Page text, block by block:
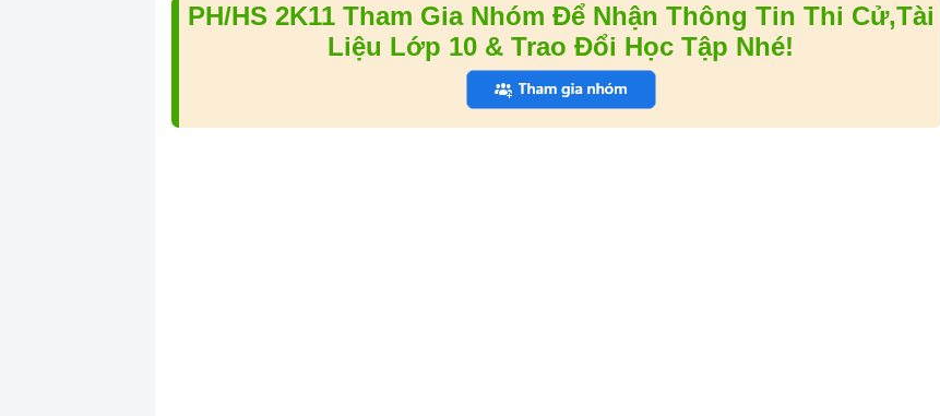
PH/HS 2K11 Tham Gia Nhóm Để Nhận Thông Tin Thi Cử,Tài
Liệu Lớp 10 & Trao Đổi Học Tập Nhé!